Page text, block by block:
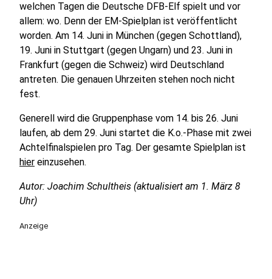
welchen Tagen die Deutsche DFB-Elf spielt und vor
allem: wo. Denn der EM-Spielplan ist veröffentlicht
worden. Am 14. Juni in München (gegen Schottland),
19. Juni in Stuttgart (gegen Ungarn) und 23. Juni in
Frankfurt (gegen die Schweiz) wird Deutschland
antreten. Die genauen Uhrzeiten stehen noch nicht
fest.
Generell wird die Gruppenphase vom 14. bis 26. Juni
laufen, ab dem 29. Juni startet die K.o.-Phase mit zwei
Achtelfinalspielen pro Tag. Der gesamte Spielplan ist
hier einzusehen.
Autor: Joachim Schultheis (aktualisiert am 1. März 8
Uhr)
Anzeige